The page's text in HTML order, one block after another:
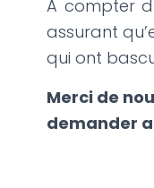
A compter
assurant
qui ont
Merci de
demander